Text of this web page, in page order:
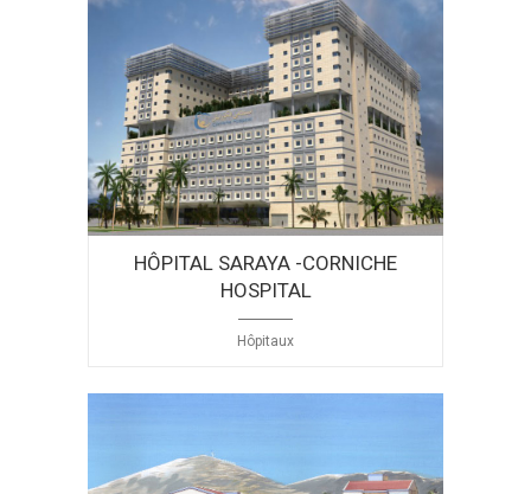
HÔPITAL SARAYA -CORNICHE
HOSPITAL
Hôpitaux